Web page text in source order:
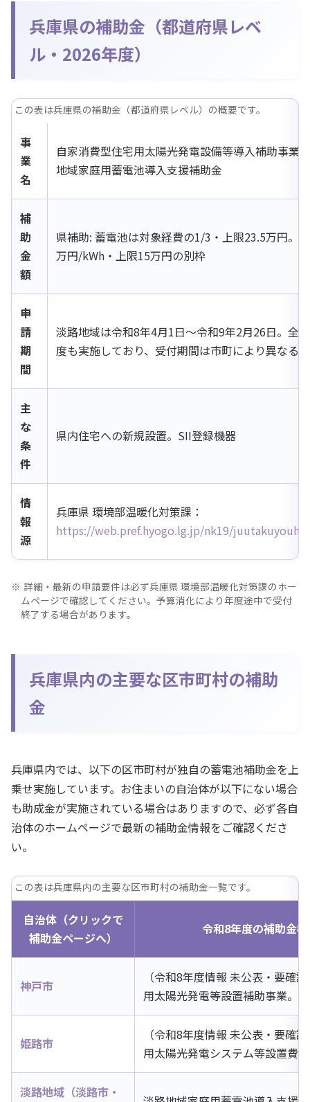
兵庫県の補助金（都道府県レベ
ル・2026年度）
この表は兵庫県の補助金（都道府県レベル）の概要です。
事
業
名
自家消費型住宅用太陽光発電設備等導入補助事業
地域家庭用蓄電池導入支援補助金
補
助
金
額
県補助: 蓄電池は対象経費の1/3・上限23.5万円。
万円/kWh・上限15万円の別枠
申
請
期
間
淡路地域は令和8年4月1日〜令和9年2月26日。全
度も実施しており、受付期間は市町により異なる
主
な
条
件
県内住宅への新規設置。SII登録機器
情
報
源
兵庫県 環境部温暖化対策課：
https://web.pref.hyogo.lg.jp/nk19/
詳細・最新の申請要件は必ず兵庫県 環境部温暖化対策課のホー
ムページで確認してください。予算消化により年度途中で受付
終了する場合があります。
兵庫県内の主要な区市町村の補助
金
兵庫県内では、以下の区市町村が独自の蓄電池補助金を上
乗せ実施しています。お住まいの自治体が以下にない場合
も助成金が実施されている場合はありますので、必ず各自
治体のホームページで最新の補助金情報をご確認くださ
い。
この表は兵庫県内の主要な区市町村の補助金一覧です。
自治体（クリックで
補助金ページへ）
令和8年度の補助金
神戸市
（令和8年度情報 未公表・要確
用太陽光発電等設置補助事業。
姫路市
（令和8年度情報 未公表・要確
用太陽光発電システム等設置費
淡路地域（淡路市・